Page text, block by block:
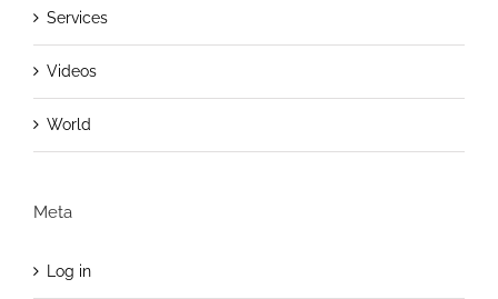
Services
Videos
World
Meta
Log in